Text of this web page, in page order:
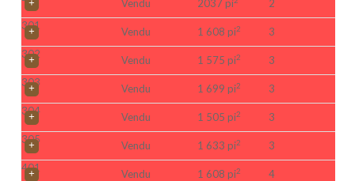
Vendu 2037 pi
2
301
Vendu 1 608 pi2
3
302
Vendu 1 575 pi2
3
303
Vendu 1 699 pi2
3
304
Vendu 1 505 pi2
3
305
Vendu 1 633 pi2
3
401
Vendu 1 608 pi2
4